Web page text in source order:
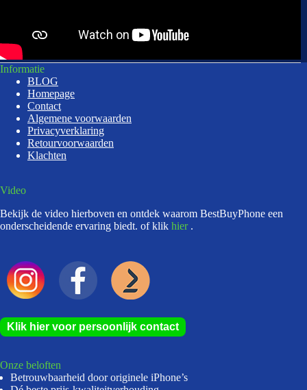
Informatie
BLOG
Homepage
Contact
Algemene voorwaarden
Privacyverklaring
Retourvoorwaarden
Klachten
Video
Bekijk de video hierboven en ontdek waarom BestBuyPhone een
onderscheidende ervaring biedt. of klik hier .
Klik hier voor persoonlijk contact
Onze beloften
Betrouwbaarheid door originele iPhone’s